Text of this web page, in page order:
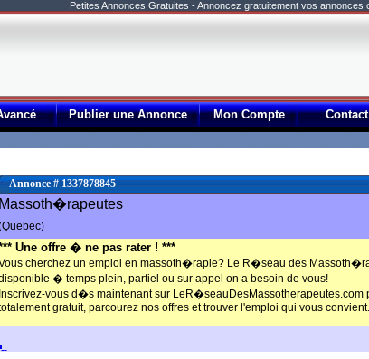
Petites Annonces Gratuites - Annoncez gratuitement vos
Publier une Annonce Mon Compte Contact
Annonce # 1337878845
Massoth�rapeutes
Une offre � ne pas rater ! ***
cherchez un emploi en massoth�rapie? Le R�seau des
� temps plein, partiel ou sur appel on a besoin de vous!
Inscrivez-vous d�s maintenant sur
gratuit, parcourez nos offres et trouver l'emploi qui vous convient.